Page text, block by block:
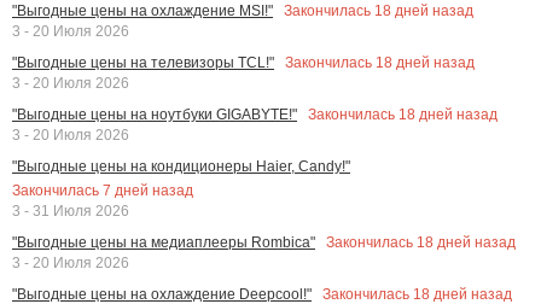
"Выгодные цены на охлаждение MSI!"
Закончилась 18 дней назад
3 - 20 Июля 2026
"Выгодные цены на телевизоры TCL!"
Закончилась 18 дней назад
3 - 20 Июля 2026
"Выгодные цены на ноутбуки GIGABYTE!"
Закончилась 18 дней назад
3 - 20 Июля 2026
"Выгодные цены на кондиционеры Haier, Candy!"
Закончилась 7 дней назад
3 - 31 Июля 2026
"Выгодные цены на медиаплееры Rombica"
Закончилась 18 дней назад
3 - 20 Июля 2026
"Выгодные цены на охлаждение Deepcool!"
Закончилась 18 дней назад